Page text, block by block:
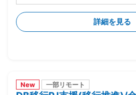
・外部環境(全銀仕様/競合他社/AI
たあるべき業務姿の検討
・上記を実現するTo-Beアーキテク
・銀行企画部門に入り込み/調査/
詳細を見る
New 一部リモート